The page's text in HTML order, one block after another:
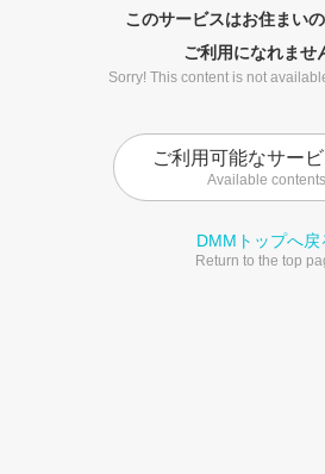
このサービスはお住まい
ご利用になれませ
Sorry! This content is not
ご利用可能なサー
Available contents
DMMトップへ戻
Return to the top